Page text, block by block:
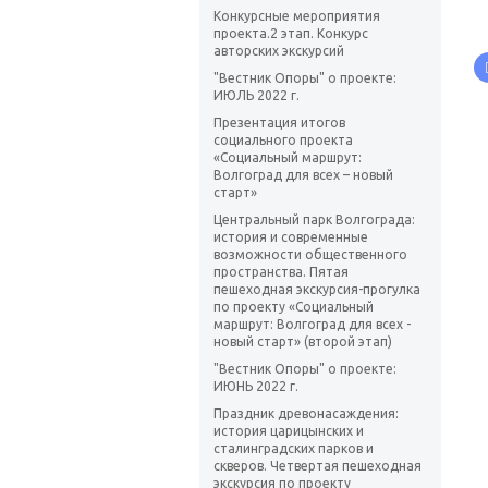
Конкурсные мероприятия
проекта.2 этап. Конкурс
авторских экскурсий
"Вестник Опоры" о проекте:
ИЮЛЬ 2022 г.
Презентация итогов
социального проекта
«Социальный маршрут:
Волгоград для всех – новый
старт»
Центральный парк Волгограда:
история и современные
возможности общественного
пространства. Пятая
пешеходная экскурсия-прогулка
по проекту «Социальный
маршрут: Волгоград для всех -
новый старт» (второй этап)
"Вестник Опоры" о проекте:
ИЮНЬ 2022 г.
Праздник древонасаждения:
история царицынских и
сталинградских парков и
скверов. Четвертая пешеходная
экскурсия по проекту